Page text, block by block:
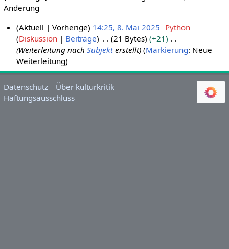
Änderung
a
i
2
Aktuell Vorherige 14:25, 8. Mai 2025 Python
Diskussion
Beiträge 21 Bytes
+21
Weiterleitung nachSubjekterstellt Markierung: Neue
Weiterleitung
Datenschutz
Über kulturkritik
Haftungsausschluss